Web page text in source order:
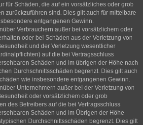
für Schäden, die auf ein vorsätzliches oder grob
zurückzuführen sind. Dies gilt auch für mittelbare
entgangenen Gewinn.
Verbrauchern außer bei vorsätzlichem oder
oder bei Schäden aus der Verletzung von
und der Verletzung wesentlicher
auf die bei Vertragsschluss
Schäden und im übrigen der Höhe nach
Durchschnittsschäden begrenzt. Dies gilt auch
wie insbesondere entgangenen Gewinn.
Unternehmern außer bei der Verletzung von
oder vorsätzlichem oder grob
des Betreibers auf die bei Vertragsschluss
Schäden und im Übrigen der Höhe
Durchschnittsschäden begrenzt. Dies gilt